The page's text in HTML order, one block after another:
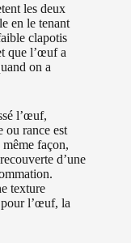
les deux
en le tenant
clapotis
que l’œuf a
on a
l’œuf,
ou rance est
façon,
d’une
texture
pour l’œuf, la